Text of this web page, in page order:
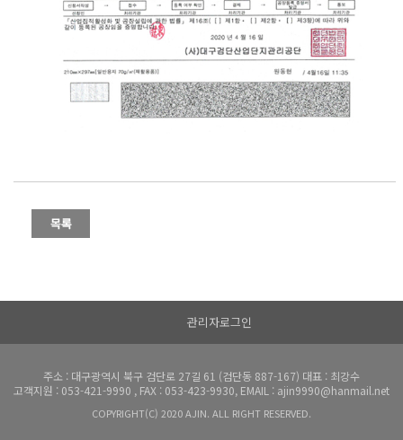
관리자로그인
주소 : 대구광역시 북구 검단로 27길 61 (검단동 887-167) 대표 : 최강수
고객지원 : 053-421-9990 , FAX : 053-423-9930, EMAIL : ajin9990@hanmail.net
COPYRIGHT(C) 2020 AJIN. ALL RIGHT RESERVED.